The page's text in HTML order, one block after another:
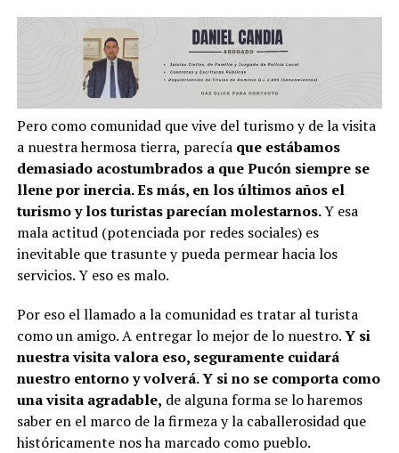
Pero como comunidad que vive del turismo y de la visita
a nuestra hermosa tierra, parecía que estábamos
demasiado acostumbrados a que Pucón siempre se
llene por inercia. Es más, en los últimos años el
turismo y los turistas parecían molestarnos.Y esa
mala actitud (potenciada por redes sociales) es
inevitable que trasunte y pueda permear hacia los
servicios. Y eso es malo.
Por eso el llamado a la comunidad es tratar al turista
como un amigo. A entregar lo mejor de lo nuestro.Y si
nuestra visita valora eso, seguramente cuidará
nuestro entorno y volverá. Y si no se comporta como
una visita agradable, de alguna forma se lo haremos
saber en el marco de la firmeza y la caballerosidad que
históricamente nos ha marcado como pueblo.